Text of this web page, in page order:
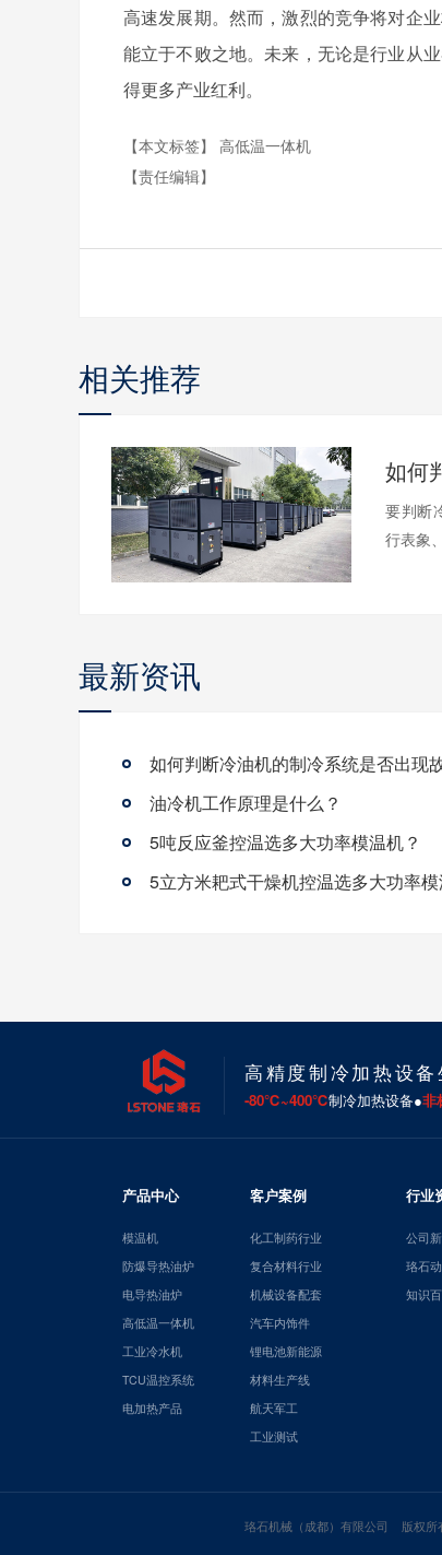
高速发展期。然而，激烈的竞争将对企
能立于不败之地。未来，无论是行业从
得更多产业红利。
【本文标签】 高低温一体机
【责任编辑】
相关推荐
要判断
行表象
最新资讯
如何判断冷油机的制冷系统是否出现
油冷机工作原理是什么？
5吨反应釜控温选多大功率模温机？
5立方米耙式干燥机控温选多大功率模
高精度制冷加热设备
-80℃~400℃制冷加热设备●非
产品中心
模温机
防爆导热油炉
电导热油炉
高低温一体机
工业冷水机
TCU温控系统
电加热产品
客户案例
化工制药行业
复合材料行业
机械设备配套
汽车内饰件
锂电池新能源
材料生产线
航天军工
工业测试
行业
公司
珞石
知识
珞石机械（成都）有限公司 版权